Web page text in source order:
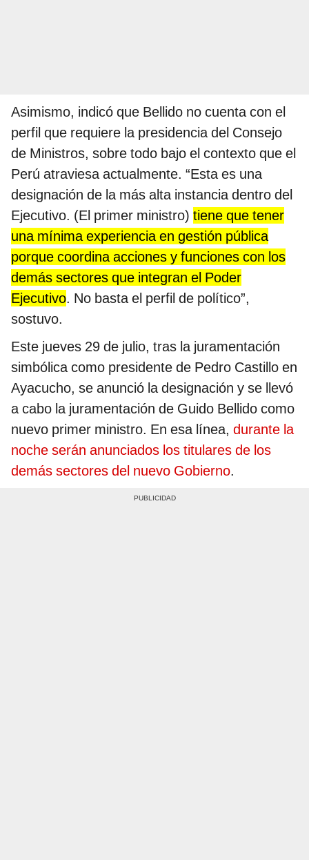
Asimismo, indicó que Bellido no cuenta con el
perfil que requiere la presidencia del Consejo
de Ministros, sobre todo bajo el contexto que el
Perú atraviesa actualmente. “Esta es una
designación de la más alta instancia dentro del
Ejecutivo. (El primer ministro) tiene que tener
una mínima experiencia en gestión pública
porque coordina acciones y funciones con los
demás sectores que integran el Poder
Ejecutivo. No basta el perfil de político”,
sostuvo.
Este jueves 29 de julio, tras la juramentación
simbólica como presidente de Pedro Castillo en
Ayacucho, se anunció la designación y se llevó
a cabo la juramentación de Guido Bellido como
nuevo primer ministro. En esa línea, durante la
noche serán anunciados los titulares de los
demás sectores del nuevo Gobierno.